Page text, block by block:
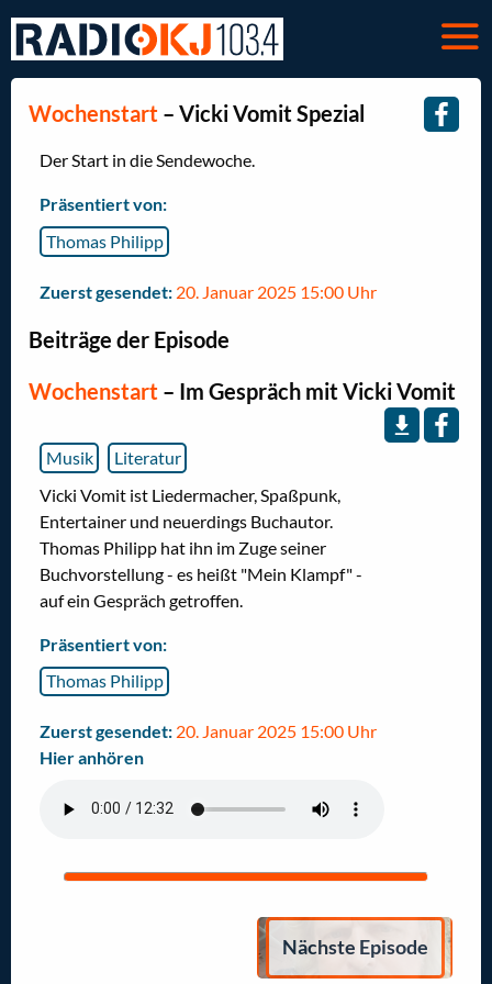
Wochenstart – Vicki Vomit Spezial
Der Start in die Sendewoche.
Präsentiert von:
Thomas Philipp
Zuerst gesendet: 20. Januar 2025 15:00 Uhr
Beiträge der Episode
Wochenstart – Im Gespräch mit Vicki Vomit
Musik
Literatur
Vicki Vomit ist Liedermacher, Spaßpunk,
Entertainer und neuerdings Buchautor.
Thomas Philipp hat ihn im Zuge seiner
Buchvorstellung - es heißt "Mein Klampf" -
auf ein Gespräch getroffen.
Präsentiert von:
Thomas Philipp
Zuerst gesendet: 20. Januar 2025 15:00 Uhr
Hier anhören
Nächste Episode